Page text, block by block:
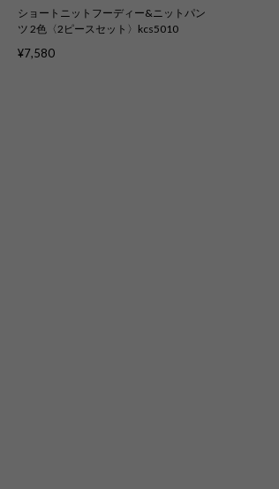
ショートニットフーディー&ニットパン
ツ 2色〈2ピースセット〉kcs5010
¥7,580